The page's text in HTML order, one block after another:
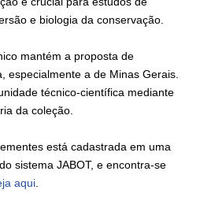
e biologia da conservação.
mantém a proposta de
especialmente a de Minas Gerais.
técnico-científica mediante
da coleção.
está cadastrada em uma
sistema JABOT, e encontra-se
aqui.